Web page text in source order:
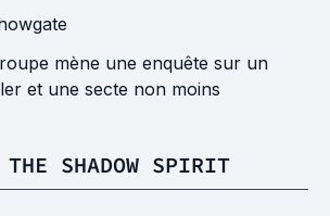
mène une enquête sur un
et une secte non moins
SHADOW SPIRIT